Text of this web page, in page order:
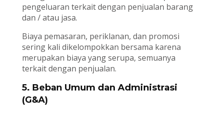
pengeluaran terkait dengan penjualan barang
dan / atau jasa.
Biaya pemasaran, periklanan, dan promosi
sering kali dikelompokkan bersama karena
merupakan biaya yang serupa, semuanya
terkait dengan penjualan.
5. Beban Umum dan Administrasi
(G&A)